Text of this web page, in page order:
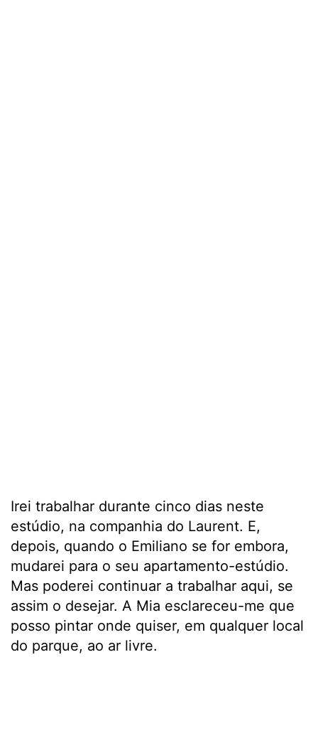
Irei trabalhar durante cinco dias neste
estúdio, na companhia do Laurent. E,
depois, quando o Emiliano se for embora,
mudarei para o seu apartamento-estúdio.
Mas poderei continuar a trabalhar aqui, se
assim o desejar. A Mia esclareceu-me que
posso pintar onde quiser, em qualquer local
do parque, ao ar livre.